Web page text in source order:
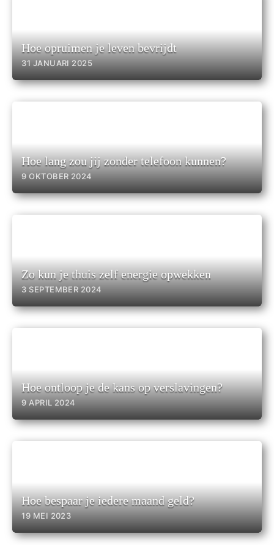
Hoe opruimen je leven bevrijdt
31 JANUARI 2025
Hoe lang zou jij zonder telefoon kunnen?
9 OKTOBER 2024
Zo kun je thuis zelf energie opwekken
3 SEPTEMBER 2024
Hoe ontloop je de kans op verslavingen?
9 APRIL 2024
Hoe bespaar je iedere maand geld?
19 MEI 2023